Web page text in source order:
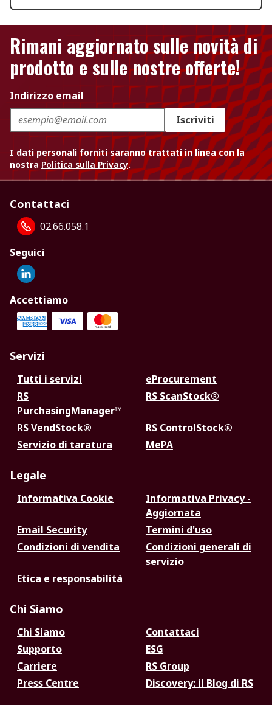
Rimani aggiornato sulle novità di
prodotto e sulle nostre offerte!
Indirizzo email
Iscriviti
I dati personali forniti saranno trattati in linea con la
nostra Politica sulla Privacy.
Contattaci
02.66.058.1
Seguici
Accettiamo
Servizi
Tutti i servizi
eProcurement
RS
PurchasingManager™
RS ScanStock®
RS VendStock®
RS ControlStock®
Servizio di taratura
MePA
Legale
Informativa Cookie
Informativa Privacy -
Aggiornata
Email Security
Termini d'uso
Condizioni di vendita
Condizioni generali di
servizio
Etica e responsabilità
Chi Siamo
Chi Siamo
Contattaci
Supporto
ESG
Carriere
RS Group
Press Centre
Discovery: il Blog di RS